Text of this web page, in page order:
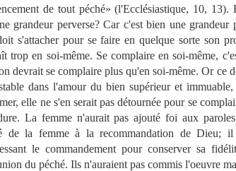
de tout péché» (l'Ecclésiastique, 10,
grandeur perverse? Car c'est bien une grandeur
s'attacher pour se faire en quelque sorte son
trop en soi-même. Se complaire en soi-même,
devrait se complaire plus qu'en soi-même. Or ce
dans l'amour du bien supérieur et
elle ne s'en serait pas détournée pour se
La femme n'aurait pas ajouté foi aux
de la femme à la recommandation de Dieu;
le commandement pour conserver sa
du péché. Ils n'auraient pas commis l'oeuvre